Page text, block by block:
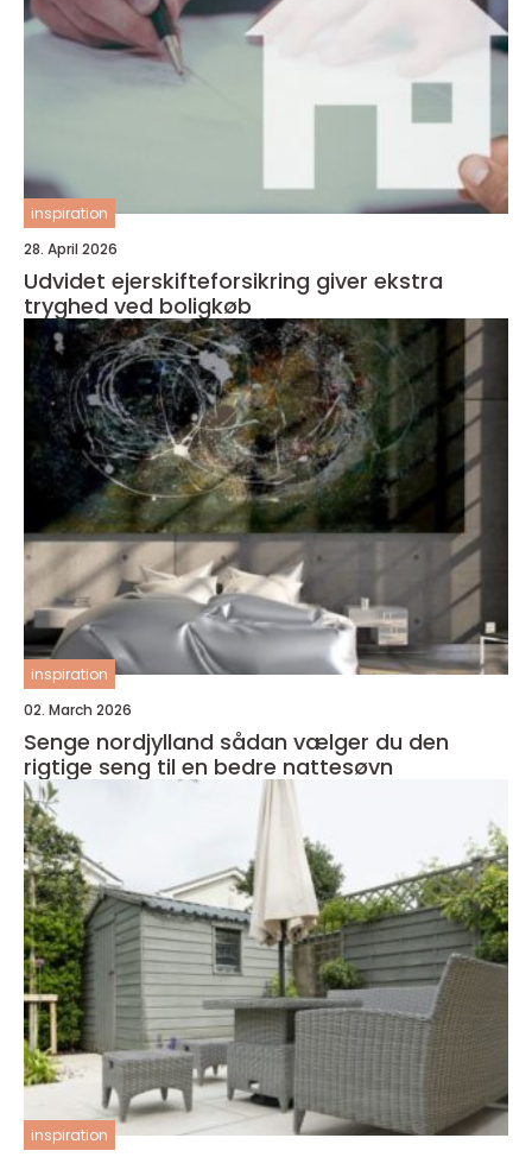
inspiration
28. April 2026
Udvidet ejerskifteforsikring giver ekstra
tryghed ved boligkøb
inspiration
02. March 2026
Senge nordjylland sådan vælger du den
rigtige seng til en bedre nattesøvn
inspiration